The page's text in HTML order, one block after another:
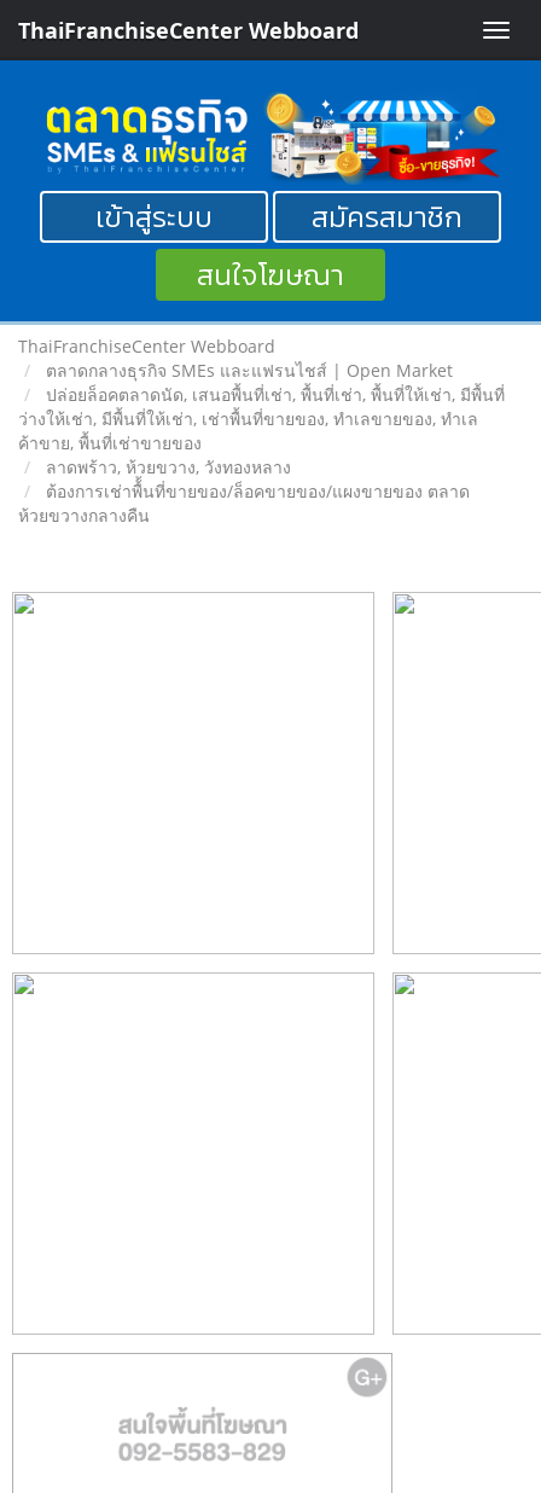
Toggle
ThaiFranchiseCenter Webboard
เข้าสู่ระบบ
สมัครสมาชิก
สนใจโฆษณา
ThaiFranchiseCenter Webboard
ตลาดกลางธุรกิจ SMEs และแฟรนไชส์ | Open Market
ปล่อยล็อคตลาดนัด, เสนอพื้นที่เช่า, พื้นที่เช่า, พื้นที่ให้เช่า, มีพื้นที่
ว่างให้เช่า, มีพื้นที่ให้เช่า, เช่าพื้นที่ขายของ, ทําเลขายของ, ทำเล
ค้าขาย, พื้นที่เช่าขายของ
ลาดพร้าว, ห้วยขวาง, วังทองหลาง
ต้องการเช่าพื้้นที่ขายของ/ล็อคขายของ/แผงขายของ ตลาด
ห้วยขวางกลางคืน